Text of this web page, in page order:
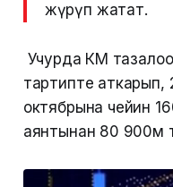
жүрүп жатат.
Учурда ӨКМ
тартипте
октябрына чейин
аянтынан 80 900м